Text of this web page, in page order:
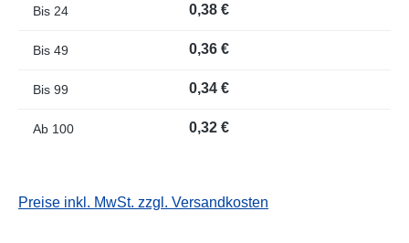
Bis 24 0,38 €
Bis 49 0,36 €
Bis 99 0,34 €
Ab 100 0,32 €
Preise inkl. MwSt. zzgl. Versandkosten